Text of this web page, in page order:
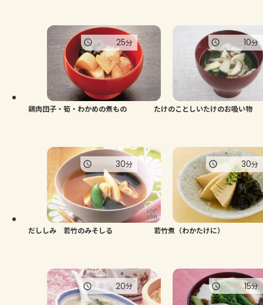
鶏肉団子・筍・わかめの煮もの
25分
たけのことしいたけのお吸い物
10分
だししみ 若竹のみそしる
30分
若竹煮（わかたけに）
30分
20分 15分